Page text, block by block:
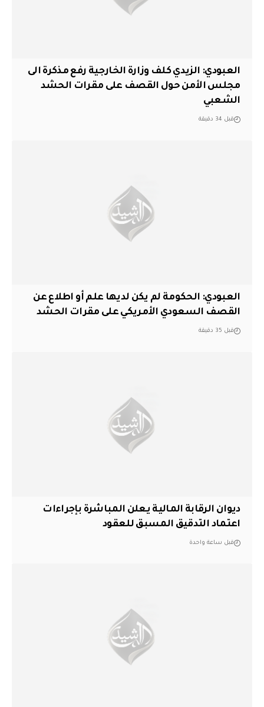
العبودي: الزيدي كلف وزارة الخارجية رفع مذكرة الى
مجلس الأمن حول القصف على مقرات الحشد
الشعبي
قبل 34 دقيقة
العبودي: الحكومة لم يكن لديها علم أو اطلاع عن
القصف السعودي الأمريكي على مقرات الحشد
قبل 35 دقيقة
ديوان الرقابة المالية يعلن المباشرة بإجراءات
اعتماد التدقيق المسبق للعقود
قبل ساعة واحدة